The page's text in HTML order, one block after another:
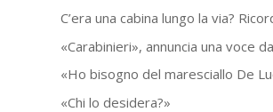
C’era una cabina lungo la via?
«Carabinieri», annuncia una voce
«Ho bisogno del maresciallo De
«Chi lo desidera?»